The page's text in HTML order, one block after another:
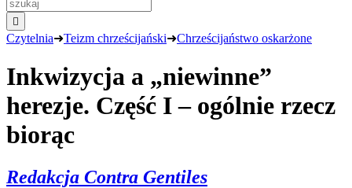

Czytelnia➜Teizm chrześcijański➜Chrześcijaństwo oskarżone
Inkwizycja a „niewinne”
herezje. Część I – ogólnie rzecz
biorąc
Redakcja Contra Gentiles